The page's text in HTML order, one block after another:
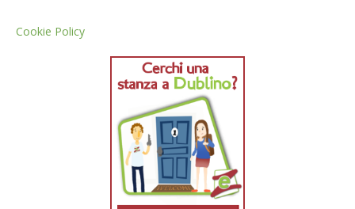
Cookie Policy